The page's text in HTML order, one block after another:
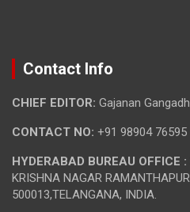
Contact Info
CHIEF EDITOR: Gajanan
CONTACT NO: +91 98904 76595
HYDERABAD BUREAU OFFICE :
KRISHNA NAGAR
500013,TELANGANA, INDIA.